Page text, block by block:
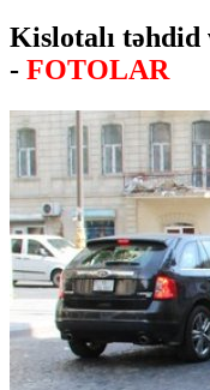
Kislotalı təhdid
- FOTOLAR